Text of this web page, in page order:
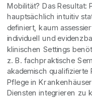
Mobilität? Das Resultat:
hauptsächlich intuitiv
definiert, kaum
individuell und
klinischen Settings
z. B. fachpraktische
akademisch qualifizierte
Pflege in
Diensten integrieren zu